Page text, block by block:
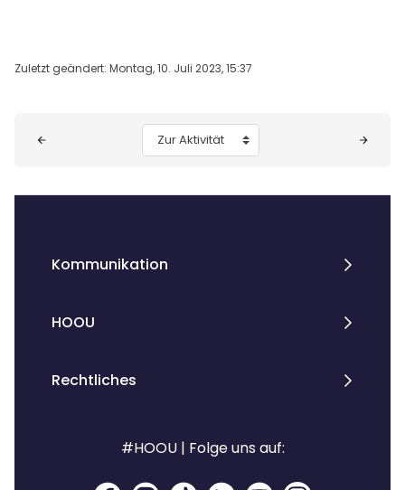
Zuletzt geändert: Montag, 10. Juli 2023, 15:37
Zur Aktivität
Kommunikation
HOOU
Rechtliches
#HOOU | Folge uns auf: